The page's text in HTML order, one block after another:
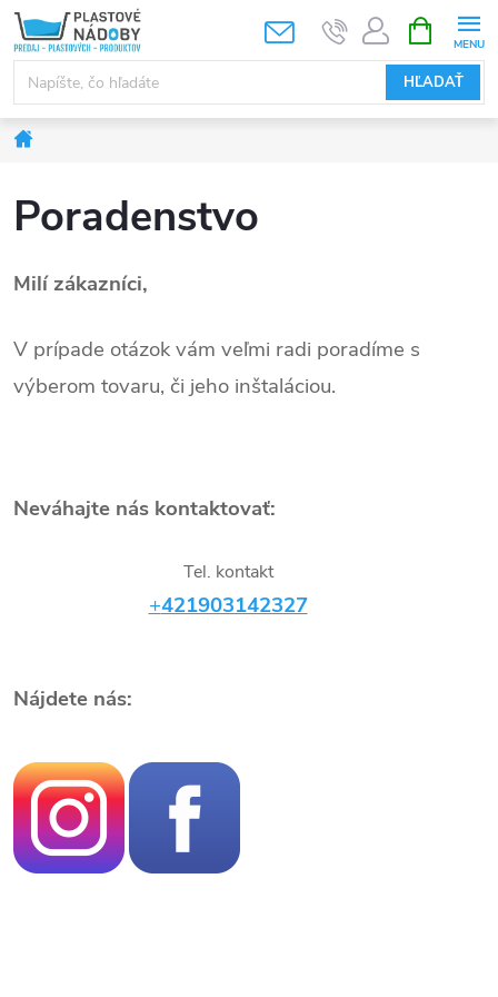
Prejsť
na
obsah
HĽADAŤ
KOŠÍK
Poradenstvo
Milí zákazníci,
V prípade otázok vám veľmi radi poradíme s
výberom tovaru, či jeho inštaláciou.
Neváhajte nás kontaktovať:
Tel. kontakt
+421903142327
Nájdete nás: